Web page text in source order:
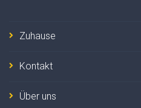
Zuhause
Kontakt
Über uns